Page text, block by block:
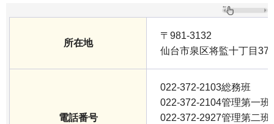
所在地
〒981-3132
仙台市泉区将監十丁目37-
電話番号
022-372-2103総務班
022-372-2104管理第一班
022-372-2927管理第二班